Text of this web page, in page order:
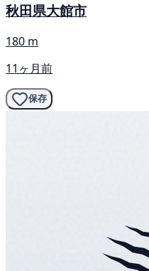
秋田県大館市
180 m
11ヶ月前
保存